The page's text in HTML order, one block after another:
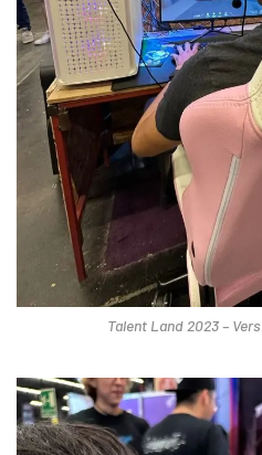
Talent Land 2023 –